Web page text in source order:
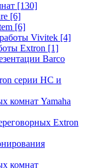
[130]
[6]
[6]
Vivitek [4]
Extron [1]
Barco
серии HC и
комнат Yamaha
Extron
комнат